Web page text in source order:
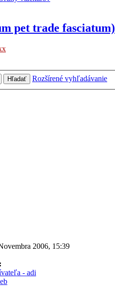
pet trade fasciatum)
Hľadať
Rozšírené vyhľadávanie
2006, 15:39
- adi